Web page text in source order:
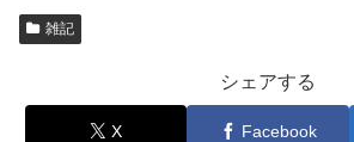
雑記
シェアする
X Facebook